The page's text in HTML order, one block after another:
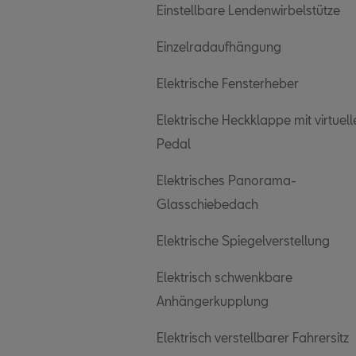
Einstellbare Lendenwirbelstütze
Einzelradaufhängung
Elektrische Fensterheber
Elektrische Heckklappe mit
Pedal
Elektrisches Panorama-
Glasschiebedach
Elektrische Spiegelverstellung
Elektrisch schwenkbare
Anhängerkupplung
Elektrisch verstellbarer Fahrersitz